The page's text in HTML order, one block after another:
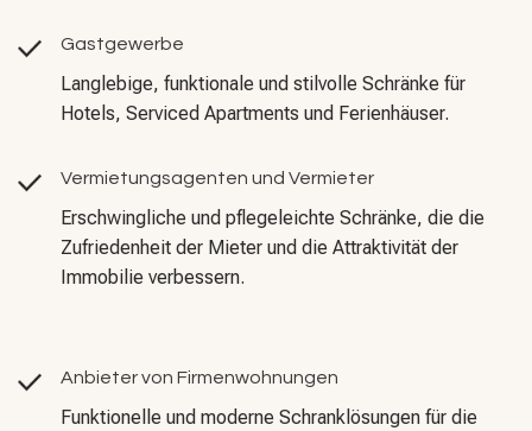
Gastgewerbe
Langlebige, funktionale und stilvolle Schränke für
Hotels, Serviced Apartments und Ferienhäuser.
Vermietungsagenten und Vermieter
Erschwingliche und pflegeleichte Schränke, die die
Zufriedenheit der Mieter und die Attraktivität der
Immobilie verbessern.
Anbieter von Firmenwohnungen
Funktionelle und moderne Schranklösungen für die